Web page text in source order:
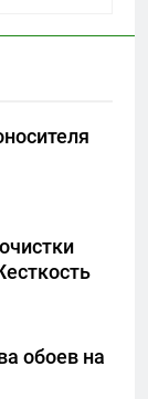
обоев на